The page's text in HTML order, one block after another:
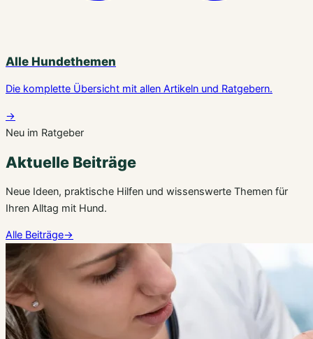
Alle Hundethemen
Die komplette Übersicht mit allen Artikeln und Ratgebern.
→
Neu im Ratgeber
Aktuelle Beiträge
Neue Ideen, praktische Hilfen und wissenswerte Themen für
Ihren Alltag mit Hund.
Alle Beiträge→